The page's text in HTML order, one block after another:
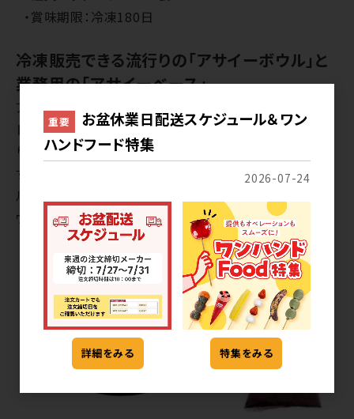
・賞味期限：冷凍180日
冷凍販売できる流行りの「アサイーボウル」と
業務用の「アサイーベース」
アサイーベースにバナナやブルーベリー・グラノーラ等を
トッピングした「アサイーボウル」は冷凍のまま販売した
り、解凍してカフェやキッチンカーでの提供がおすすめで
す。業務用の「アサイーベース」はお好みの器に入れてフ
ルーツ等をトッピングし、簡単にオリジナルのアサイーボ
ウルが作れます。冷凍納品です。
重要
お盆休業日配送スケジュール＆ワン
ハンドフード特集
2026-07-24
詳細をみる 特集をみる